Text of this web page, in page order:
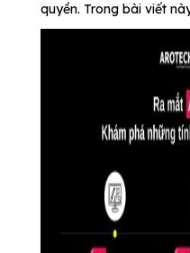
quyền. Trong bài viết